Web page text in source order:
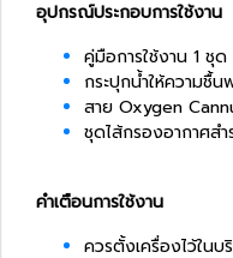
อุปกรณ์ประกอบการใช้งาน
คู่มือการใช้งาน 1 ชุด
กระปุกน้ำให้ความชื้
สาย Oxygen
ชุดไส้กรองอากาศส
คำเตือนการใช้งาน
ควรตั้งเครื่องไว้ใน